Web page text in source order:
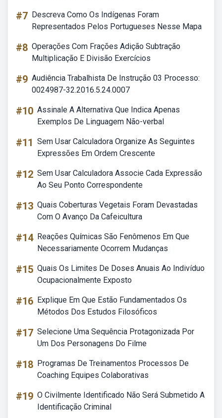
#7 Descreva Como Os Indígenas Foram
Representados Pelos Portugueses Nesse Mapa
#8 Operações Com Frações Adição Subtração
Multiplicação E Divisão Exercícios
#9 Audiência Trabalhista De Instrução 03 Processo:
0024987-32.2016.5.24.0007
#10 Assinale A Alternativa Que Indica Apenas
Exemplos De Linguagem Não-verbal
#11 Sem Usar Calculadora Organize As Seguintes
Expressões Em Ordem Crescente
#12 Sem Usar Calculadora Associe Cada Expressão
Ao Seu Ponto Correspondente
#13 Quais Coberturas Vegetais Foram Devastadas
Com O Avanço Da Cafeicultura
#14 Reações Químicas São Fenômenos Em Que
Necessariamente Ocorrem Mudanças
#15 Quais Os Limites De Doses Anuais Ao Indivíduo
Ocupacionalmente Exposto
#16 Explique Em Que Estão Fundamentados Os
Métodos Dos Estudos Filosóficos
#17 Selecione Uma Sequência Protagonizada Por
Um Dos Personagens Do Filme
#18 Programas De Treinamentos Processos De
Coaching Equipes Colaborativas
#19 O Civilmente Identificado Não Será Submetido A
Identificação Criminal